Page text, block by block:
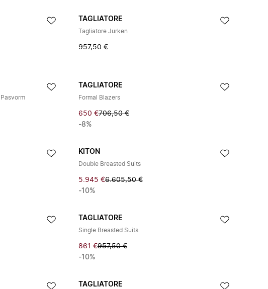
TAGLIATORE
Tagliatore Jurken
957,50 €
TAGLIATORE
Formal Blazers
650 €706,50 €
-8%
KITON
Double Breasted Suits
5.945 €6.605,50 €
-10%
TAGLIATORE
Single Breasted Suits
861 €957,50 €
-10%
TAGLIATORE